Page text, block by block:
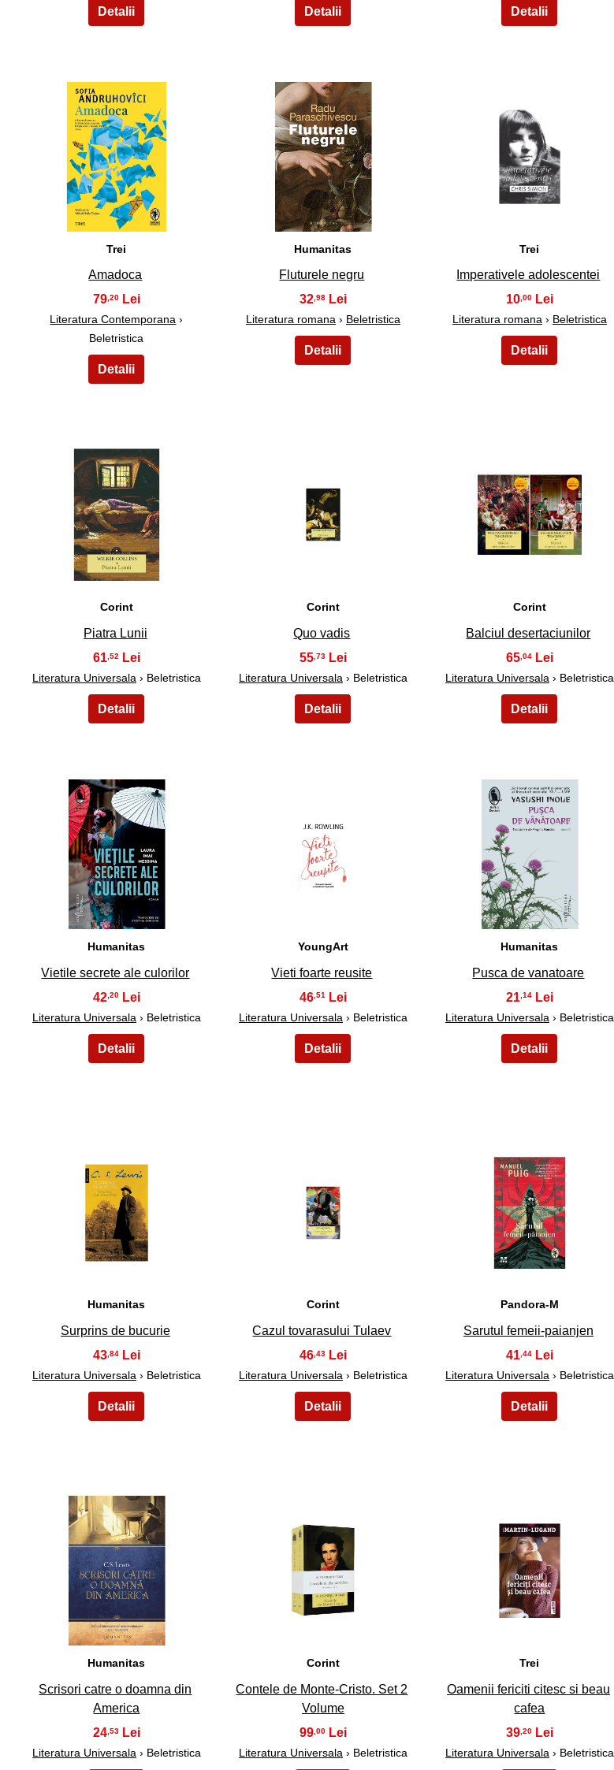
16
Trei
Amadoca
79,20
Literatura Contemporana ›
Beletristica
17
Humanitas
Fluturele negru
32,98
Literatura romana› Beletristica
18
Trei
Imperativele adolescentei
10,00
Literatura romana› Beletristica
21
Corint
Piatra Lunii
61 ,52
Literatura Universala › Beletristica
22
Corint
Quo vadis
55,73
Literatura Universala › Beletristica
23
Corint
Balciul desertaciunilor
65,04
Literatura Universala › Beletristica
26
Humanitas
Vietile secrete ale culorilor
42,20
Literatura Universala › Beletristica
27
YoungArt
Vieti foarte reusite
46,51
Literatura Universala › Beletristica
28
Humanitas
Pusca de vanatoare
21,14
Literatura Universala › Beletristica
31
Humanitas
Surprins de bucurie
43 ,84
Literatura Universala › Beletristica
32
Corint
Cazul tovarasului Tulaev
46,43
Literatura Universala › Beletristica
33
Pandora-M
Sarutul femeii-paianjen
41 ,44
Literatura Universala › Beletristica
36
Humanitas
Scrisori catre o doamna din
America
24 ,53
Literatura Universala › Beletristica
37
Corint
Contele de Monte-Cristo. Set 2
Volume
99,00
Literatura Universala › Beletristica
38
Trei
Oamenii fericiti citesc si beau
cafea
39,20
Literatura Universala › Beletristica